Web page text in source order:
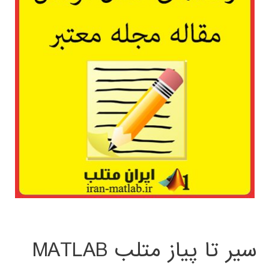
سیر تا پیاز متلب MATLAB